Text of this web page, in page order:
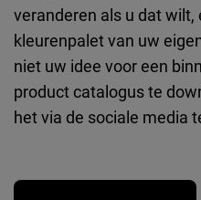
veranderen als u dat
kleurenpalet van uw
niet uw idee voor een
product catalogus te
het via de sociale media